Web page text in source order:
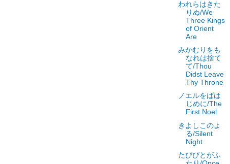
われらはきた
りぬ/We
Three Kings
of Orient
Are
みかむりをも
なれは捨て
て/Thou
Didst Leave
Thy Throne
ノエルをばは
じめに/The
First Noel
きよしこのよ
る/Silent
Night
たびびとがふ